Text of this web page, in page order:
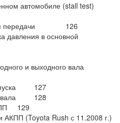
автомобиле (stall test)
передачи 126
давления в основной
и выходного вала
127
вала 128
129
АКПП (Toyota Rush с 11.2008 г.)